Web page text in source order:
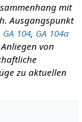
mit
Ausgangspunkt
GA 104, GA 104a
von
zu aktuellen